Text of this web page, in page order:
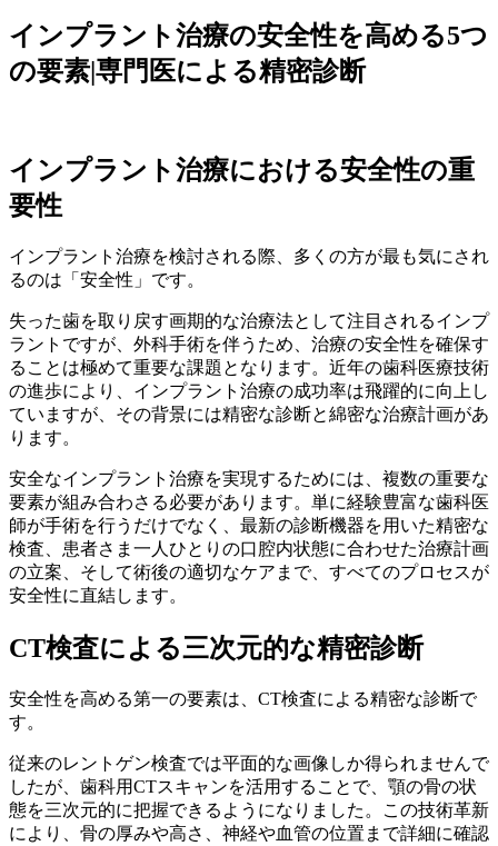
インプラント治療の安全性を高める5つ
の要素|専門医による精密診断
インプラント治療における安全性の重
要性
インプラント治療を検討される際、多くの方が最も気にされ
るのは「安全性」です。
失った歯を取り戻す画期的な治療法として注目されるインプ
ラントですが、外科手術を伴うため、治療の安全性を確保す
ることは極めて重要な課題となります。近年の歯科医療技術
の進歩により、インプラント治療の成功率は飛躍的に向上し
ていますが、その背景には精密な診断と綿密な治療計画があ
ります。
安全なインプラント治療を実現するためには、複数の重要な
要素が組み合わさる必要があります。単に経験豊富な歯科医
師が手術を行うだけでなく、最新の診断機器を用いた精密な
検査、患者さま一人ひとりの口腔内状態に合わせた治療計画
の立案、そして術後の適切なケアまで、すべてのプロセスが
安全性に直結します。
CT検査による三次元的な精密診断
安全性を高める第一の要素は、CT検査による精密な診断で
す。
従来のレントゲン検査では平面的な画像しか得られませんで
したが、歯科用CTスキャンを活用することで、顎の骨の状
態を三次元的に把握できるようになりました。この技術革新
により、骨の厚みや高さ、神経や血管の位置まで詳細に確認